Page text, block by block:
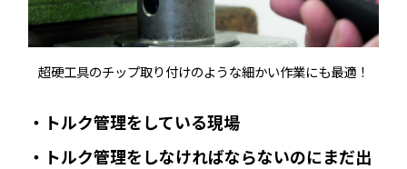
超硬工具のチップ取り付けのような細かい作業にも最適！
・トルク管理をしている現場
・トルク管理をしなければならないのにまだ出